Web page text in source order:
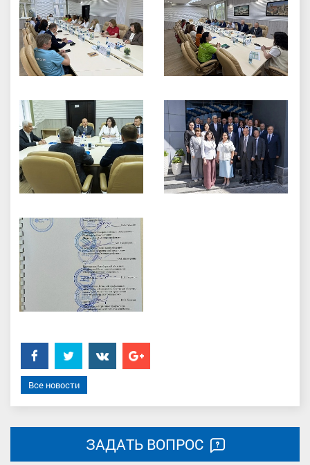
FacebookTwitter���������
Google+
Все новости
ЗАДАТЬ ВОПРОС